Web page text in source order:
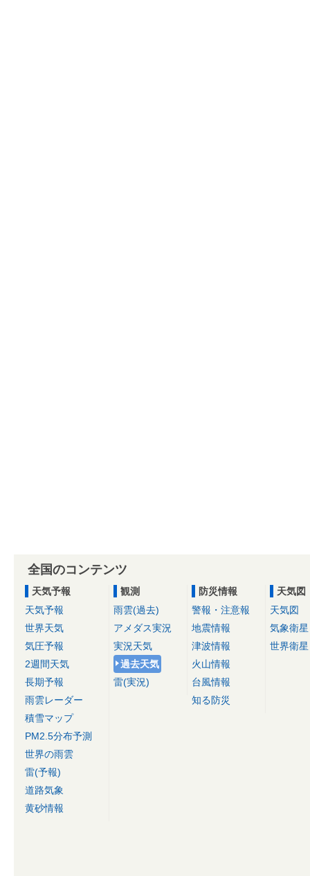
全国のコンテンツ
天気予報
天気予報
世界天気
気圧予報
2週間天気
長期予報
雨雲レーダー
積雪マップ
PM2.5分布予測
世界の雨雲
雷(予報)
道路気象
黄砂情報
観測
雨雲(過去)
アメダス実況
実況天気
過去天気
雷(実況)
防災情報
警報・注意報
地震情報
津波情報
火山情報
台風情報
知る防災
天気図
天気図
気象衛星
世界衛星